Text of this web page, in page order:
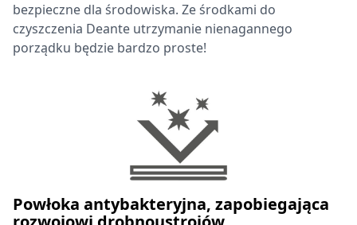
bezpieczne dla środowiska. Ze środkami do
czyszczenia Deante utrzymanie nienagannego
porządku będzie bardzo proste!
Powłoka antybakteryjna, zapobiegająca